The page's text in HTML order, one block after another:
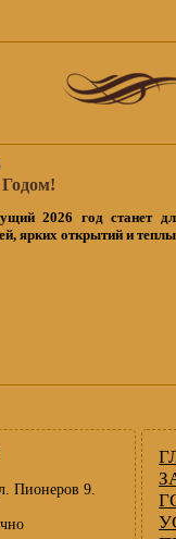
2026 год станет
ярких открытий и
Пионеров 9.